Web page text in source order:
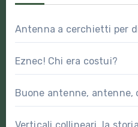
Antenna a cerchietti per
Eznec! Chi era costui?
Buone antenne,